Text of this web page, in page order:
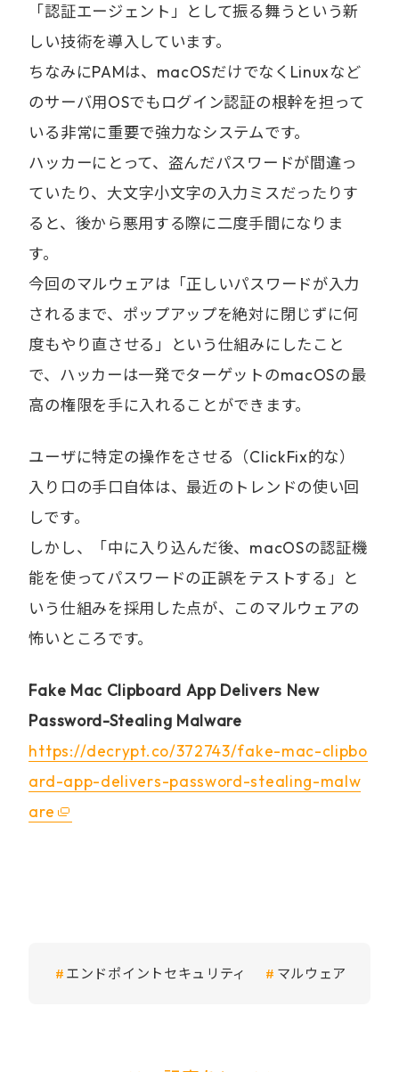
「認証エージェント」として振る舞うという新
しい技術を導入しています。
ちなみにPAMは、macOSだけでなくLinuxなど
のサーバ用OSでもログイン認証の根幹を担って
いる非常に重要で強力なシステムです。
ハッカーにとって、盗んだパスワードが間違っ
ていたり、大文字小文字の入力ミスだったりす
ると、後から悪用する際に二度手間になりま
す。
今回のマルウェアは「正しいパスワードが入力
されるまで、ポップアップを絶対に閉じずに何
度もやり直させる」という仕組みにしたこと
で、ハッカーは一発でターゲットのmacOSの最
高の権限を手に入れることができます。
ユーザに特定の操作をさせる（ClickFix的な）
入り口の手口自体は、最近のトレンドの使い回
しです。
しかし、「中に入り込んだ後、macOSの認証機
能を使ってパスワードの正誤をテストする」と
いう仕組みを採用した点が、このマルウェアの
怖いところです。
Fake Mac Clipboard App Delivers New
Password-Stealing Malware
https://decrypt.co/372743/fake-mac-clipbo
ard-app-delivers-password-stealing-malw
are
エンドポイントセキュリティ マルウェア